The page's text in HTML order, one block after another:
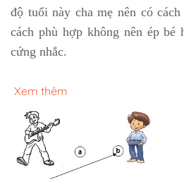
độ tuổi này cha mẹ nên có
cách phù hợp không nên ép bé
cứng nhắc.
Xem thêm